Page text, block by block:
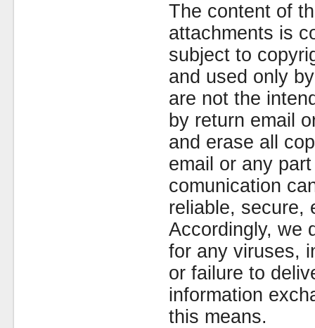
The content of
attachments is
subject to
and used only
are not the
by return email
and erase all
email or any
comunication
reliable, secure,
Accordingly, we
for any viruses,
or failure to
information
this means.